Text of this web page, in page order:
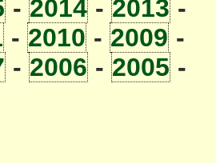
- 2014 - 2013 -
- 2010 - 2009 -
- 2006 - 2005 -